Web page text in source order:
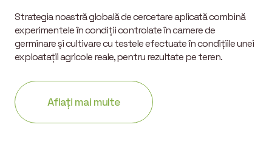
Strategia noastră globală de cercetare aplicată combină
experimentele în condiții controlate în camere de
germinare și cultivare cu testele efectuate în condițiile unei
exploatații agricole reale, pentru rezultate pe teren.
Aflați mai multe